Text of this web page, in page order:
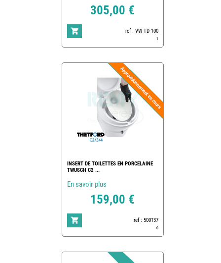
305,00 €
ref : VW-TD-100
1
INSERT DE TOILETTES EN PORCELAINE
TWUSCH C2 ...
En savoir plus
159,00 €
ref : 500137
0